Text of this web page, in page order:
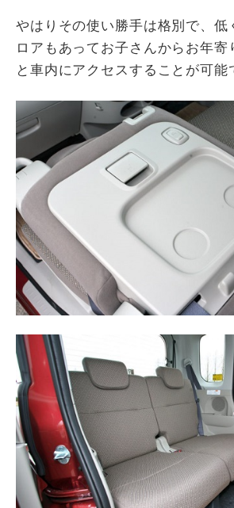
やはりその使い勝手は格別で、低
ロアもあってお子さんからお年寄
と車内にアクセスすることが可能